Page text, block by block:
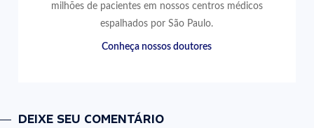
milhões de pacientes em nossos centros médicos
espalhados por São Paulo.
Conheça nossos doutores
DEIXE SEU COMENTÁRIO